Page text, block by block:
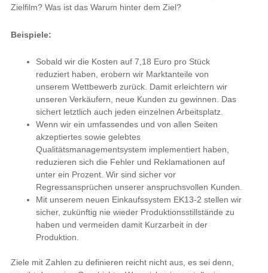
Zielfilm? Was ist das Warum hinter dem Ziel?
Beispiele:
Sobald wir die Kosten auf 7,18 Euro pro Stück
reduziert haben, erobern wir Marktanteile von
unserem Wettbewerb zurück. Damit erleichtern wir
unseren Verkäufern, neue Kunden zu gewinnen. Das
sichert letztlich auch jeden einzelnen Arbeitsplatz.
Wenn wir ein umfassendes und von allen Seiten
akzeptiertes sowie gelebtes
Qualitätsmanagementsystem implementiert haben,
reduzieren sich die Fehler und Reklamationen auf
unter ein Prozent. Wir sind sicher vor
Regressansprüchen unserer anspruchsvollen Kunden.
Mit unserem neuen Einkaufssystem EK13-2 stellen wir
sicher, zukünftig nie wieder Produktionsstillstände zu
haben und vermeiden damit Kurzarbeit in der
Produktion.
Ziele mit Zahlen zu definieren reicht nicht aus, es sei denn,